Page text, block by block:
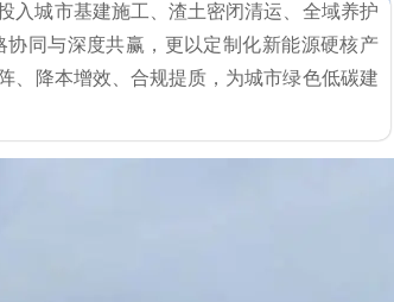
入城市基建施工、渣土密闭清运、全域养护
同与深度共赢，更以定制化新能源硬核产
、降本增效、合规提质，为城市绿色低碳建